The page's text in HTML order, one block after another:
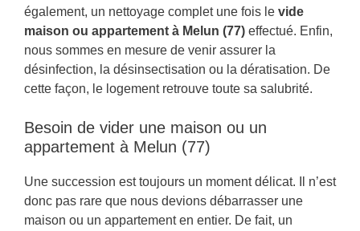
également, un nettoyage complet une fois le vide
maison ou appartement à Melun (77) effectué. Enfin,
nous sommes en mesure de venir assurer la
désinfection, la désinsectisation ou la dératisation. De
cette façon, le logement retrouve toute sa salubrité.
Besoin de vider une maison ou un
appartement à Melun (77)
Une succession est toujours un moment délicat. Il n’est
donc pas rare que nous devions débarrasser une
maison ou un appartement en entier. De fait, un